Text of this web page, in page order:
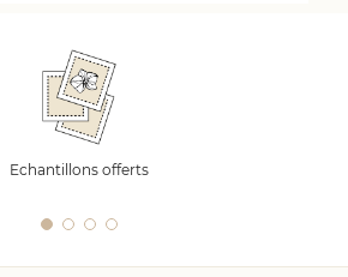
Echantillons offerts